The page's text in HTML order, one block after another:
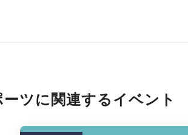
ツに関連するイベント